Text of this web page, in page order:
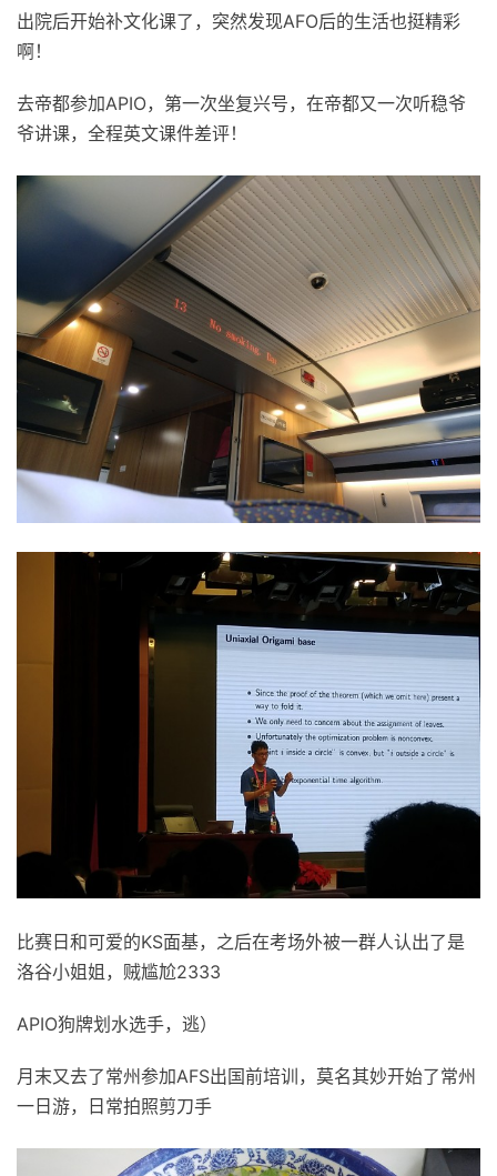
出院后开始补文化课了，突然发现AFO后的生活也挺精彩
啊！
去帝都参加APIO，第一次坐复兴号，在帝都又一次听稳爷
爷讲课，全程英文课件差评！
比赛日和可爱的KS面基，之后在考场外被一群人认出了是
洛谷小姐姐，贼尴尬2333
APIO狗牌划水选手，逃）
月末又去了常州参加AFS出国前培训，莫名其妙开始了常州
一日游，日常拍照剪刀手